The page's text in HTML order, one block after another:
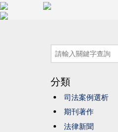
分類
司法案例選析
期刊著作
法律新聞